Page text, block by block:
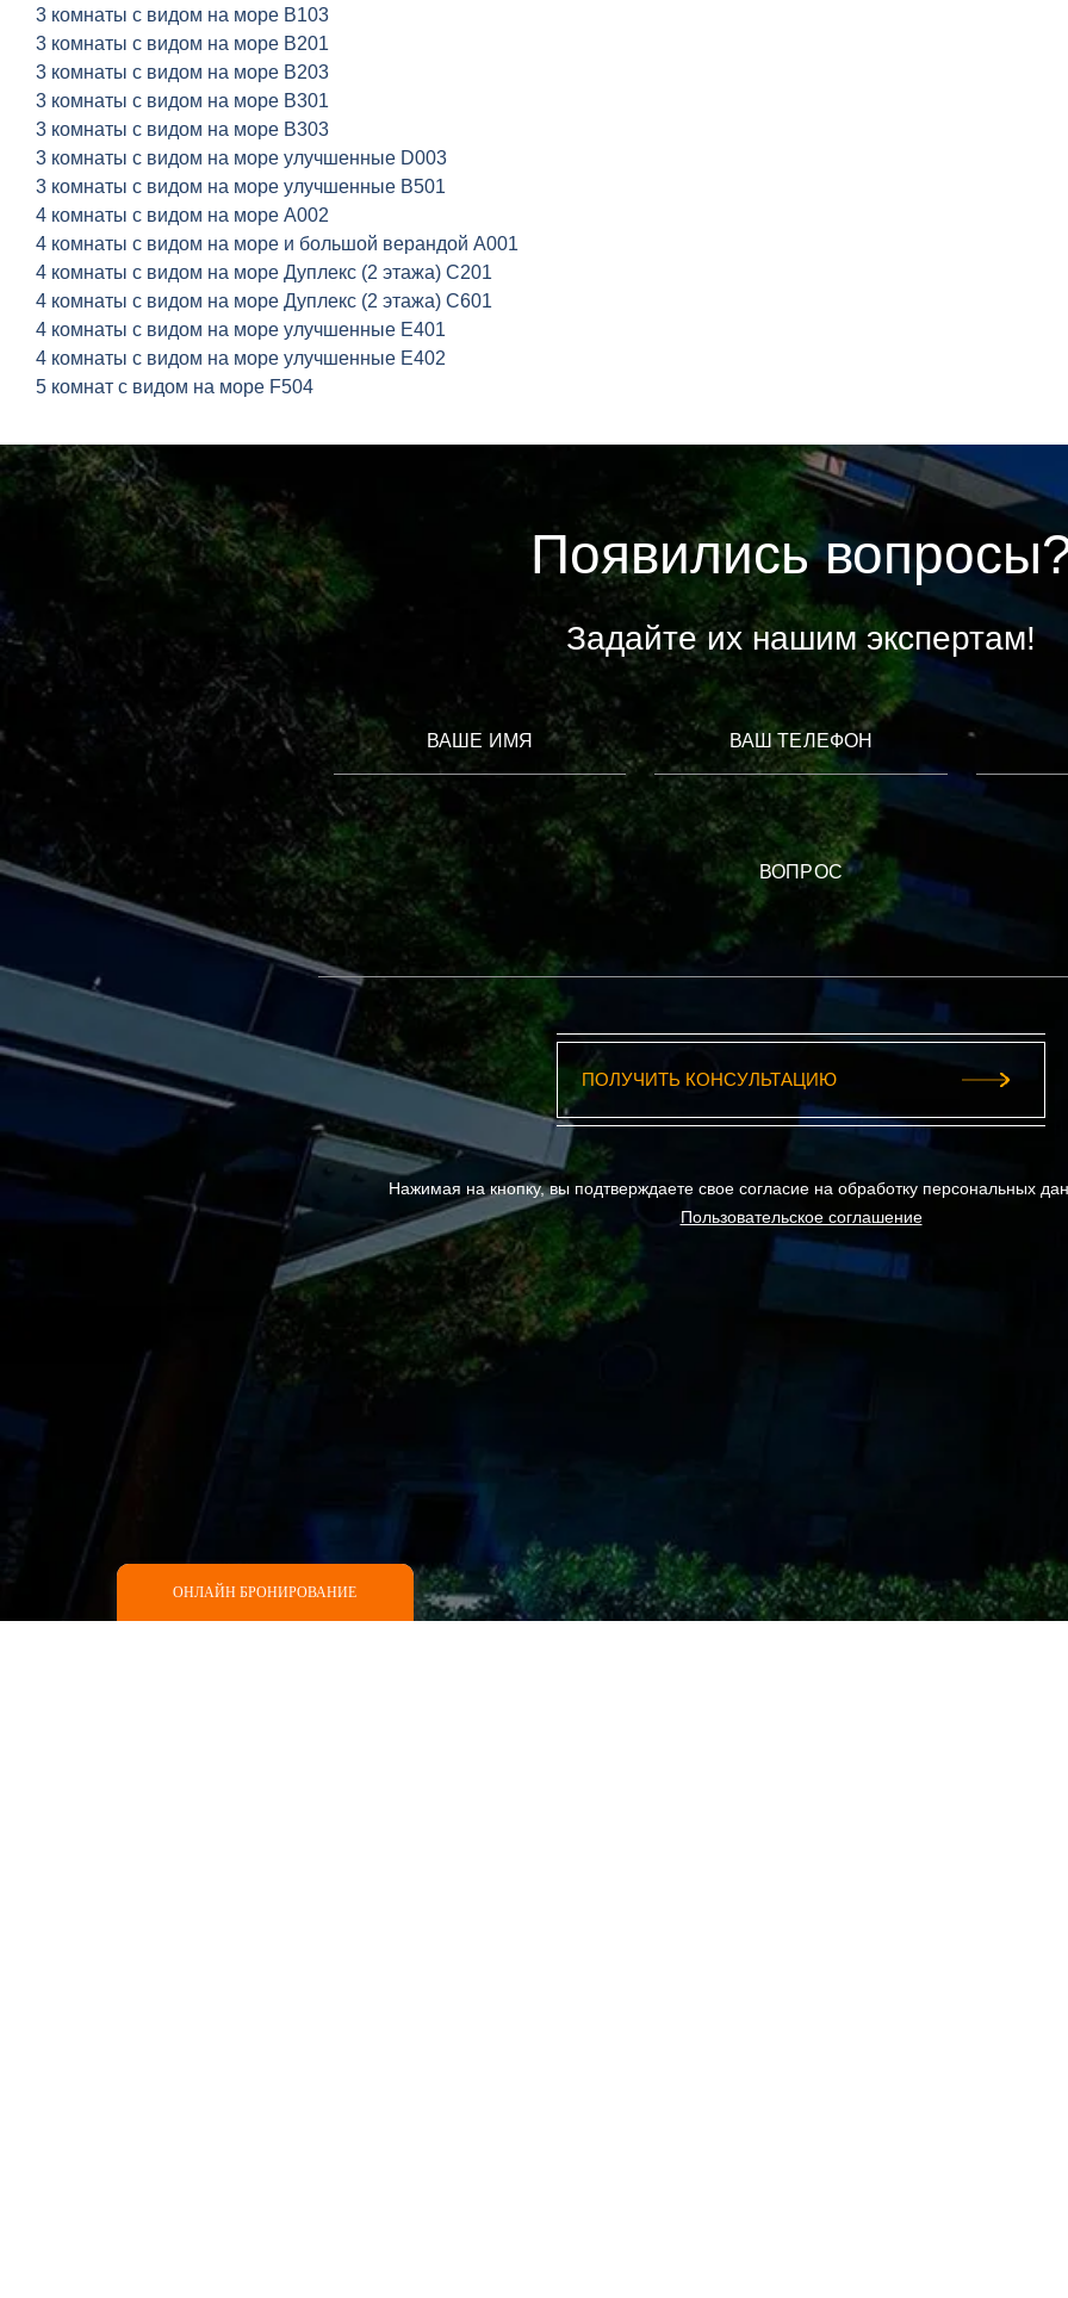
ОНЛАЙН БРОНИРОВАНИЕ
3 комнаты с видом на море B103
3 комнаты с видом на море B201
3 комнаты с видом на море B203
3 комнаты с видом на море B301
3 комнаты с видом на море B303
3 комнаты с видом на море улучшенные D003
3 комнаты с видом на море улучшенные B501
4 комнаты с видом на море A002
4 комнаты с видом на море и большой верандой A001
4 комнаты с видом на море Дуплекс (2 этажа) C201
4 комнаты с видом на море Дуплекс (2 этажа) C601
4 комнаты с видом на море улучшенные E401
4 комнаты с видом на море улучшенные E402
5 комнат с видом на море F504
Появились
Задайте их нашим экспертам!
ВАШЕ ИМЯ ВАШ ТЕЛЕФОН
ВОПРОС
Нажимая на кнопку, вы подтверждаете свое согласие на обработку персональных
Пользовательское соглашение